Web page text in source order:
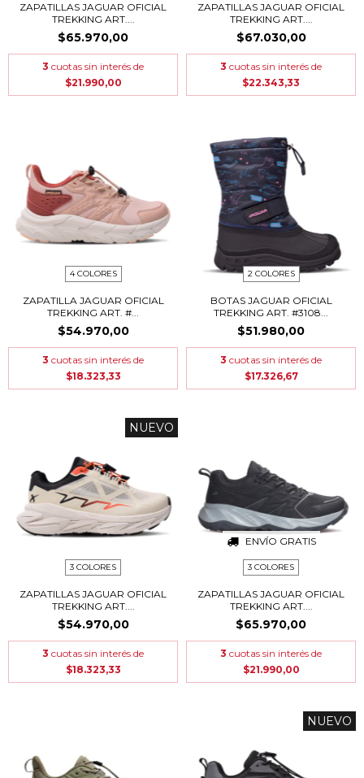
ZAPATILLAS JAGUAR OFICIAL
TREKKING ART....
$65.970,00
3 cuotas sin interés de
$21.990,00
ZAPATILLAS JAGUAR OFICIAL
TREKKING ART....
$67.030,00
3 cuotas sin interés de
$22.343,33
4 COLORES
ZAPATILLA JAGUAR OFICIAL
TREKKING ART. #...
$54.970,00
3 cuotas sin interés de
$18.323,33
2 COLORES
BOTAS JAGUAR OFICIAL
TREKKING ART. #3108...
$51.980,00
3 cuotas sin interés de
$17.326,67
NUEVO
3 COLORES
ZAPATILLAS JAGUAR OFICIAL
TREKKING ART....
$54.970,00
3 cuotas sin interés de
$18.323,33
ENVÍO GRATIS
3 COLORES
ZAPATILLAS JAGUAR OFICIAL
TREKKING ART....
$65.970,00
3 cuotas sin interés de
$21.990,00
NUEVO